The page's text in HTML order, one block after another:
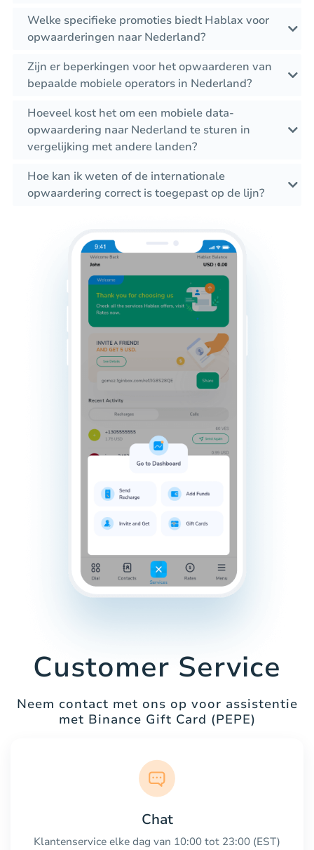
Welke specifieke promoties biedt Hablax voor
opwaarderingen naar Nederland?
Zijn er beperkingen voor het opwaarderen van
bepaalde mobiele operators in Nederland?
Hoeveel kost het om een mobiele data-
opwaardering naar Nederland te sturen in
vergelijking met andere landen?
Hoe kan ik weten of de internationale
opwaardering correct is toegepast op de lijn?
Customer Service
Neem contact met ons op voor assistentie
met Binance Gift Card (PEPE)
Chat
Klantenservice elke dag van 10:00 tot 23:00 (EST)